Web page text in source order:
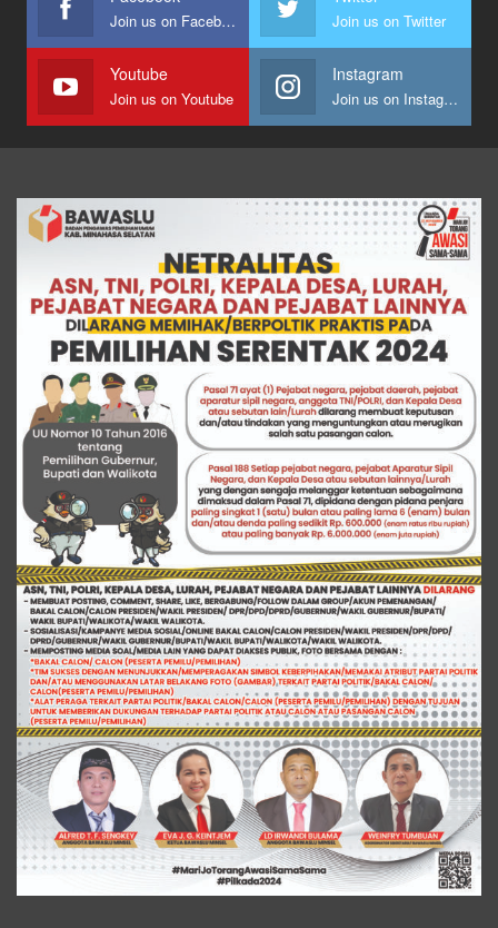
Join us on Facebook Join us on Twitter
Youtube
Join us on Youtube
Instagram
Join us on Instagram